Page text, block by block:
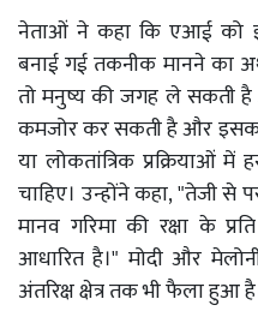
नेताओं ने कहा कि एआई को
बनाई गई तकनीक मानने का
तो मनुष्य की जगह ले सकती
कमजोर कर सकती है और
या लोकतांत्रिक प्रक्रियाओं
चाहिए। उन्होंने कहा, "तेजी से
मानव गरिमा की रक्षा के
आधारित है।" मोदी और
अंतरिक्ष क्षेत्र तक भी फैला हुआ